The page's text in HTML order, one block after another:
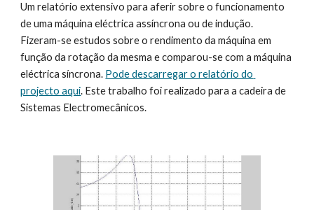
Um relatório extensivo para aferir sobre o funcionamento
de uma máquina eléctrica assíncrona ou de indução.
Fizeram-se estudos sobre o rendimento da máquina em
função da rotação da mesma e comparou-se com a máquina
eléctrica síncrona. Pode descarregar o relatório do
projecto aqui. Este trabalho foi realizado para a cadeira de
Sistemas Electromecânicos.